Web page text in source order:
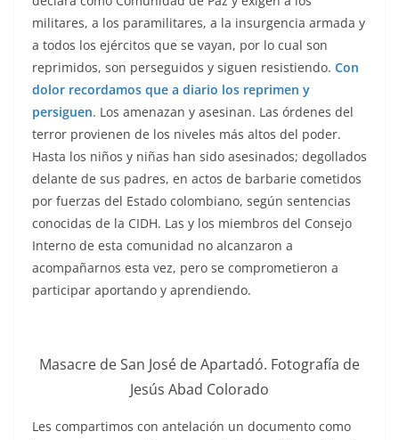
militares, a los paramilitares, a la insurgencia armada y
a todos los ejércitos que se vayan, por lo cual son
reprimidos, son perseguidos y siguen resistiendo. Con
dolor recordamos que a diario los reprimen y
persiguen. Los amenazan y asesinan. Las órdenes del
terror provienen de los niveles más altos del poder.
Hasta los niños y niñas han sido asesinados; degollados
delante de sus padres, en actos de barbarie cometidos
por fuerzas del Estado colombiano, según sentencias
conocidas de la CIDH. Las y los miembros del Consejo
Interno de esta comunidad no alcanzaron a
acompañarnos esta vez, pero se comprometieron a
participar aportando y aprendiendo.
Masacre de San José de Apartadó. Fotografía de
Jesús Abad Colorado
Les compartimos con antelación un documento como